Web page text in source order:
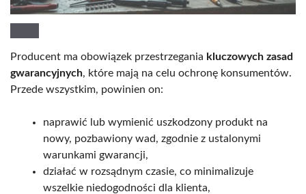
Producent ma obowiązek przestrzegania kluczowych zasad
gwarancyjnych, które mają na celu ochronę konsumentów.
Przede wszystkim, powinien on:
naprawić lub wymienić uszkodzony produkt na
nowy, pozbawiony wad, zgodnie z ustalonymi
warunkami gwarancji,
działać w rozsądnym czasie, co minimalizuje
wszelkie niedogodności dla klienta,